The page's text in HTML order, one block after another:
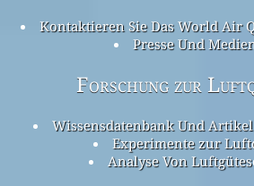
Kontaktieren Sie Das World Air
Presse Und
Forschung zur
Wissensdatenbank Und
Experimente zur
Analyse Von